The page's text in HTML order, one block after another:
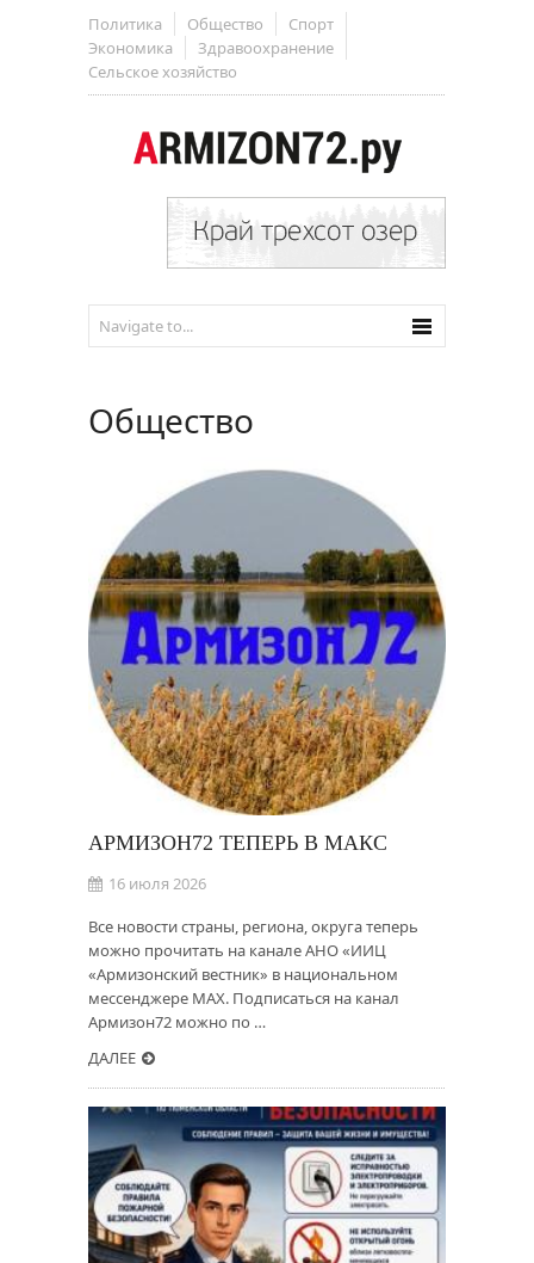
Политика Общество
Спорт
Экономика
Здравоохранение
Сельское хозяйство
Общество
АРМИЗОН72 ТЕПЕРЬ В MAКС
16 июля 2026
Все новости страны, региона, округа теперь
можно прочитать на канале АНО «ИИЦ
«Армизонский вестник» в национальном
мессенджере MAX. Подписаться на канал
Армизон72 можно по …
ДАЛЕЕ